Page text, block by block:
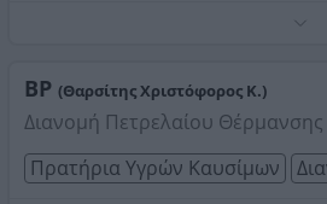
Πήλιο
BP (Θαρσίτης Χριστόφορος Κ.)
Διανομή Πετρελαίου Θέρμανσης
Πρατήρια Υγρών Καυσίμων